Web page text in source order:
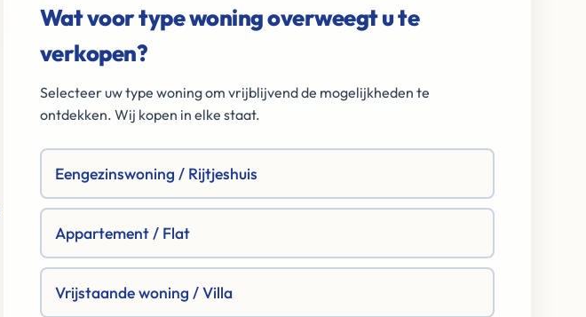
Wat voor type woning overweegt u te
verkopen?
Selecteer uw type woning om vrijblijvend de mogelijkheden te
ontdekken. Wij kopen in elke staat.
Eengezinswoning / Rijtjeshuis
Appartement / Flat
Vrijstaande woning / Villa